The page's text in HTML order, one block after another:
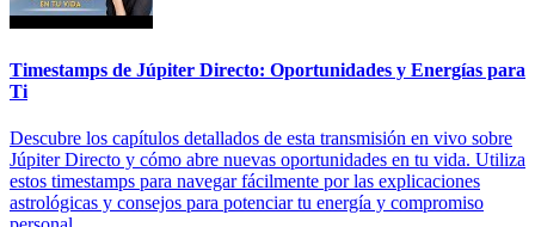
Timestamps de Júpiter Directo: Oportunidades y Energías para
Ti
Descubre los capítulos detallados de esta transmisión en vivo sobre
Júpiter Directo y cómo abre nuevas oportunidades en tu vida. Utiliza
estos timestamps para navegar fácilmente por las explicaciones
astrológicas y consejos para potenciar tu energía y compromiso